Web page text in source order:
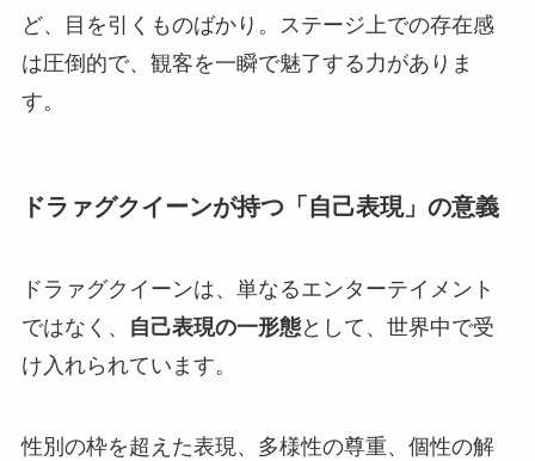
ど、目を引くものばかり。ステージ上での存在感
は圧倒的で、観客を一瞬で魅了する力がありま
す。
ドラァグクイーンが持つ「自己表現」の意義
ドラァグクイーンは、単なるエンターテイメント
ではなく、
自己表現の一形態として、世界中で受
け入れられています。
性別の枠を超えた表現、多様性の尊重、個性の解